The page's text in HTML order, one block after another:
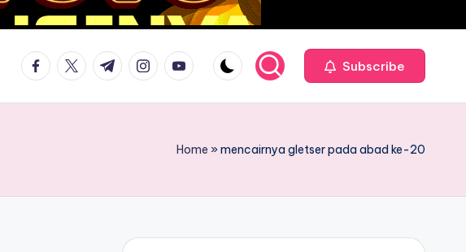
facebook.com
twitter.com
t.me instagram.com
youtube.com Subscribe
Home »mencairnya gletser pada abad ke-20